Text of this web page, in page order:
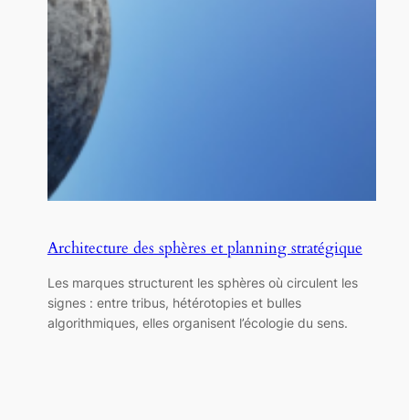
Architecture des sphères et planning stratégique
Les marques structurent les sphères où circulent les
signes : entre tribus, hétérotopies et bulles
algorithmiques, elles organisent l’écologie du sens.